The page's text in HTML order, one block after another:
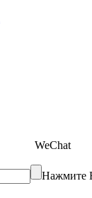
WeChat
Нажмите